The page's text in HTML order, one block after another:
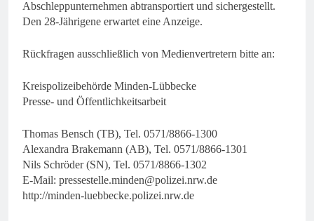
Abschleppunternehmen abtransportiert und sichergestellt.
Den 28-Jährigene erwartet eine Anzeige.
Rückfragen ausschließlich von Medienvertretern bitte an:
Kreispolizeibehörde Minden-Lübbecke
Presse- und Öffentlichkeitsarbeit
Thomas Bensch (TB), Tel. 0571/8866-1300
Alexandra Brakemann (AB), Tel. 0571/8866-1301
Nils Schröder (SN), Tel. 0571/8866-1302
E-Mail: pressestelle.minden@polizei.nrw.de
http://minden-luebbecke.polizei.nrw.de